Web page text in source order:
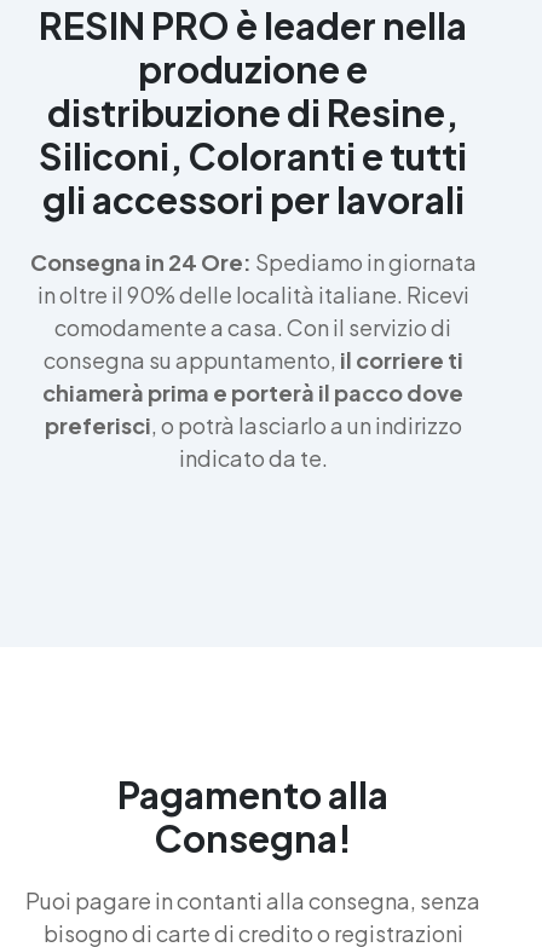
RESIN PRO è leader nella
produzione e
distribuzione di Resine,
Siliconi, Coloranti e tutti
gli accessori per lavorali
Consegna in 24 Ore: Spediamo in giornata
in oltre il 90% delle località italiane. Ricevi
comodamente a casa. Con il servizio di
consegna su appuntamento, il corriere ti
chiamerà prima e porterà il pacco dove
preferisci, o potrà lasciarlo a un indirizzo
indicato da te.
Pagamento alla
Consegna!
Puoi pagare in contanti alla consegna, senza
bisogno di carte di credito o registrazioni